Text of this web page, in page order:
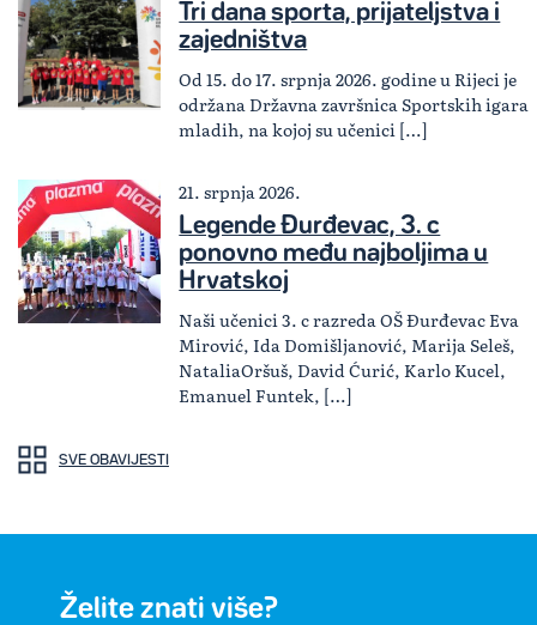
Tri dana sporta, prijateljstva i
zajedništva
Od 15. do 17. srpnja 2026. godine u Rijeci je
održana Državna završnica Sportskih igara
mladih, na kojoj su učenici […]
21. srpnja 2026.
Legende Đurđevac, 3. c
ponovno među najboljima u
Hrvatskoj
Naši učenici 3. c razreda OŠ Đurđevac Eva
Mirović, Ida Domišljanović, Marija Seleš,
NataliaOršuš, David Ćurić, Karlo Kucel,
Emanuel Funtek, […]
SVE OBAVIJESTI
Želite znati više?